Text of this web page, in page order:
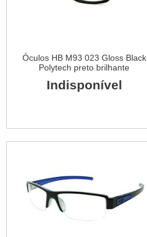
Óculos HB M93 023 Gloss Black
Polytech preto brilhante
Indisponível